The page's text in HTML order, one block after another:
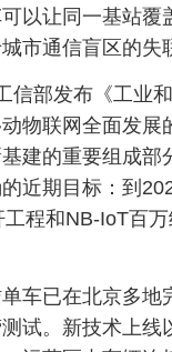
以让同一基站覆
市通信盲区的失
信部发布《工业
物联网全面发展
建的重要组成部
近期目标：到
程和NB-IoT百
车已在北京多地
试。新技术上线